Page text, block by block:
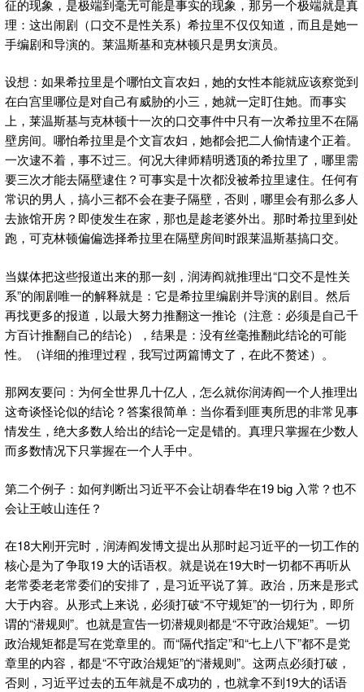
征的现象，是极端到毫无可能是事实的现象，那另一个极端就是真
理：这出闹剧（口交不是性关系）希拉里不仅仅知道，而且是她一
手编剧和导演的。莱温斯基和克林顿只是男女演员。
设想：如果希拉里是个哪怕文盲农妇，她的女性本能就应该察觉到
在白宫里哪位是对自己有威胁的小三，她就一定盯住她。而事实
上，莱温斯基与克林顿十一次的口交事件中只有一次希拉里不在隔
壁房间。哪怕希拉里是个文盲农妇，她都会把二人偷情逮个正着。
一次逮不着，事不过三。何况大律师精明透顶的希拉里了，哪里需
要三次才能去隔壁逮住？可事实是十次都没被希拉里逮住。任何有
常识的男人，搞小三都不会在妻子隔壁，否则，哪里会有那么多人
去旅馆开房？即使发生在家，那也是趁老婆外出。那时希拉里到处
跑，可克林顿偏偏选择希拉里在隔壁房间时跟莱温斯基搞口交。
当媒体把这些报道出来的那一刻，润涛阎就推理出“口交不是性关
系”的闹剧唯一的解释就是：它是希拉里编剧并导演的剧目。然后
再找更多的报道，以最大努力推翻这一推论（注意：必须是自己千
方百计推翻自己的结论），结果是：没有丝毫推翻此结论的可能
性。（详细的推理过程，我写过两篇博文了，在此不赘述）。
那网友要问：为何全世界几十亿人，怎么就你润涛阎一个人推理出
这奇谈怪论似的结论？答案很简单：当你看到匪夷所思的非常见事
情发生，绝大多数人给出的结论一定是错的。真理只掌握在少数人
而多数情况下只掌握在一个人手中。
第二个例子：如何判断出习近平不会让胡春华在19 big 入常？也不
会让王岐山连任？
在18大刚开完时，润涛阎发博文提出从那时起习近平的一切工作的
核心是为了争取19 大的话语权。就是说在19大时一切都不再听从
老常委老老常委们的安排了，是习近平说了算。政治，历来是形式
大于内容。从形式上来说，必须打破“不守规矩”的一切行为，即所
谓的“潜规则”。也就是宣告一切潜规则都是“不守政治规矩”。一切
政治规矩都是写在党章里的。而“隔代指定”和“七上八下”都不是党
章里的内容，都是“不守政治规矩”的“潜规则”。这两点必须打破，
否则，习近平过去的五年就是不成功的，也就拿不到19大的话语